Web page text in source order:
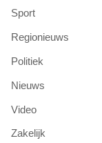
Sport
Regionieuws
Politiek
Nieuws
Video
Zakelijk